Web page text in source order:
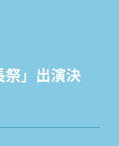
」出演決